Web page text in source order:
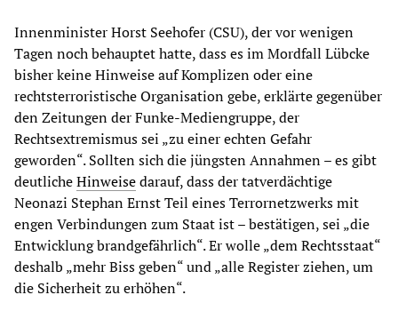
Innenminister Horst Seehofer (CSU), der vor wenigen
Tagen noch behauptet hatte, dass es im Mordfall Lübcke
bisher keine Hinweise auf Komplizen oder eine
rechtsterroristische Organisation gebe, erklärte gegenüber
den Zeitungen der Funke-Mediengruppe, der
Rechtsextremismus sei „zu einer echten Gefahr
geworden“. Sollten sich die jüngsten Annahmen – es gibt
deutlicheHinweisedarauf, dass der tatverdächtige
Neonazi Stephan Ernst Teil eines Terrornetzwerks mit
engen Verbindungen zum Staat ist – bestätigen, sei „die
Entwicklung brandgefährlich“. Er wolle „dem Rechtsstaat“
deshalb „mehr Biss geben“ und „alle Register ziehen, um
die Sicherheit zu erhöhen“.